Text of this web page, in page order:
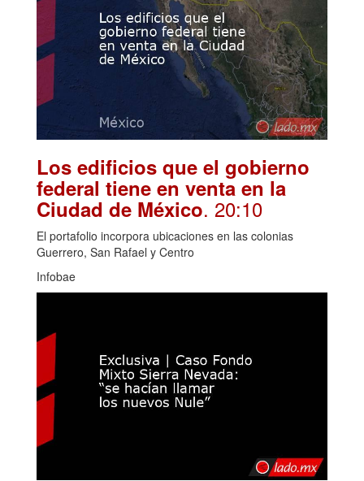
Los edificios que el gobierno
federal tiene en venta en la
Ciudad de México. 20:10
El portafolio incorpora ubicaciones en las colonias
Guerrero, San Rafael y Centro
Infobae